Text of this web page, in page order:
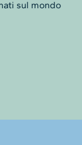
sul mondo